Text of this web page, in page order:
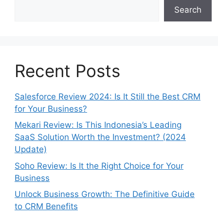
Search
Recent Posts
Salesforce Review 2024: Is It Still the Best CRM
for Your Business?
Mekari Review: Is This Indonesia’s Leading
SaaS Solution Worth the Investment? (2024
Update)
Soho Review: Is It the Right Choice for Your
Business
Unlock Business Growth: The Definitive Guide
to CRM Benefits